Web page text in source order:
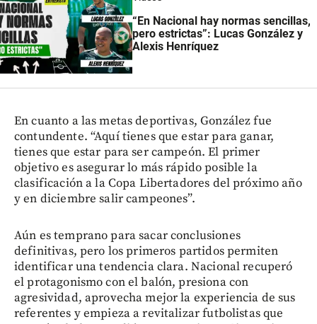
“En Nacional hay normas sencillas,
pero estrictas”: Lucas González y
Alexis Henríquez
En cuanto a las metas deportivas, González fue
contundente. “Aquí tienes que estar para ganar,
tienes que estar para ser campeón. El primer
objetivo es asegurar lo más rápido posible la
clasificación a la Copa Libertadores del próximo año
y en diciembre salir campeones”.
Aún es temprano para sacar conclusiones
definitivas, pero los primeros partidos permiten
identificar una tendencia clara. Nacional recuperó
el protagonismo con el balón, presiona con
agresividad, aprovecha mejor la experiencia de sus
referentes y empieza a revitalizar futbolistas que